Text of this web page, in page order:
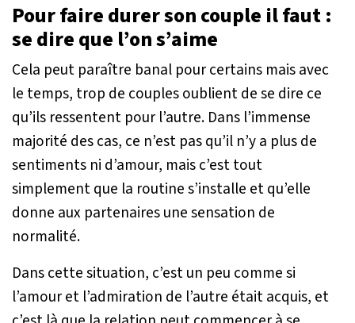
Pour faire durer son couple il faut :
se dire que l’on s’aime
Cela peut paraître banal pour certains mais avec
le temps, trop de couples oublient de se dire ce
qu’ils ressentent pour l’autre. Dans l’immense
majorité des cas, ce n’est pas qu’il n’y a plus de
sentiments ni d’amour, mais c’est tout
simplement que la routine s’installe et qu’elle
donne aux partenaires une sensation de
normalité.
Dans cette situation, c’est un peu comme si
l’amour et l’admiration de l’autre était acquis, et